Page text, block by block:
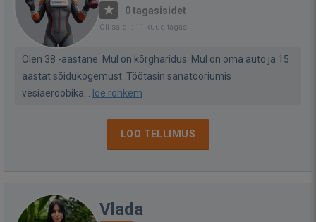
· 0 tagasisidet
Oli saidil: 11 kuud tagasi
Olen 38 -aastane. Mul on kõrgharidus. Mul on oma auto ja 15
aastat sõidukogemust. Töötasin sanatooriumis
vesiaeroobika...
loe rohkem
LOO TELLIMUS
Vlada